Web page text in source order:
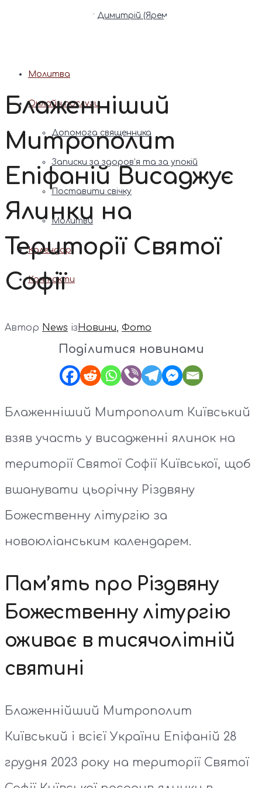
Патріарх Димитрій (Ярема)
Молитва
Онлайн послуги
Допомога священника
Записки за здоров’я та за упокій
Поставити свічку
Молитви
Календар
Контакти
Блаженніший
Митрополит
Епіфаній Висаджує
Ялинки на
Території Святої
Софії
Автор News ізНовини, Фото
Поділитися новинами
Блаженніший Митрополит Київський
взяв участь у висадженні ялинок на
території Святої Софії Київської, щоб
вшанувати цьорічну Різдвяну
Божественну літургію за
новоюліанським календарем.
Пам’ять про Різдвяну
Божественну літургію
оживає в тисячолітній
святині
Блаженнійший Митрополит
Київський і всієї України Епіфаній 28
грудня 2023 року на території Святої